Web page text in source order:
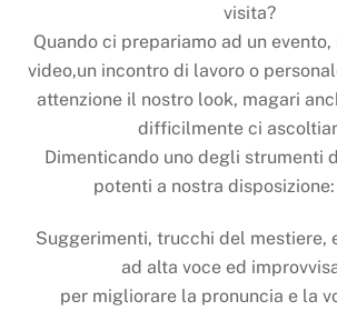
visita?
Quando ci prepariamo ad un
video,un incontro di lavoro o
attenzione il nostro look, magari
difficilmente ci
Dimenticando uno degli strumenti
potenti a nostra
Suggerimenti, trucchi del mestiere,
ad alta voce ed
per migliorare la pronuncia e la